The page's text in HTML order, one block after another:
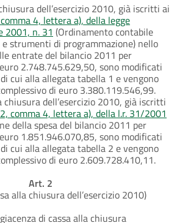
dell’esercizio 2010, già iscritti ai
4, lettera a), della legge
2001, n. 31 (Ordinamento contabile
strumenti di programmazione) nello
entrate del bilancio 2011 per
2.748.745.629,50, sono modificati
cui alla allegata tabella 1 e vengono
di euro 3.380.119.546,99.
chiusura dell’esercizio 2010, già iscritti
comma 4, lettera a), della l.r. 31/2001
della spesa del bilancio 2011 per
1.851.946.070,85, sono modificati
cui alla allegata tabella 2 e vengono
di euro 2.609.728.410,11.
Art. 2
alla chiusura dell’esercizio 2010)
di cassa alla chiusura